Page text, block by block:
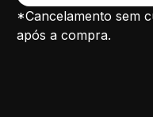
*Cancelamento sem
após a compra.